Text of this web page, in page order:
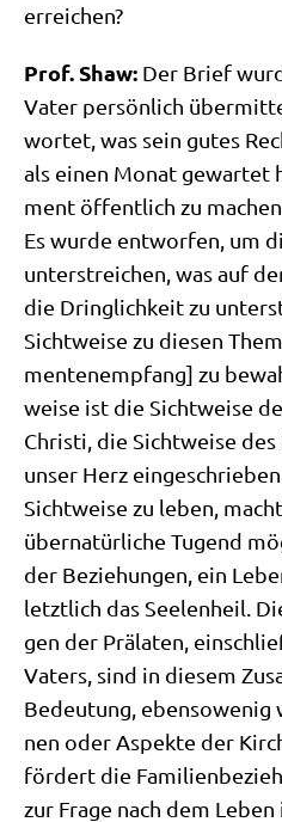
erreichen?
Prof. Shaw: Der Brief
Vater per­sön­lich
wor­tet, was sein gutes
als einen Monat gewar­tet
ment öffent­lich zu machen.
Es wur­de ent­wor­fen, um
unter­strei­chen, was auf
die Dring­lich­keit zu
Sicht­wei­se zu die­sen
men­ten­emp­fang] zu
wei­se ist die Sicht­wei­se
Chri­sti, die Sicht­wei­se
unser Herz
Sicht­wei­se zu leben,
über­na­tür­li­che Tugend
der Bezie­hun­gen, ein
letzt­lich das See­len­heil.
gen der Prä­la­ten,
Vaters, sind in die­sem
Bedeu­tung,
nen oder Aspek­te der
för­dert die
zur Fra­ge nach dem